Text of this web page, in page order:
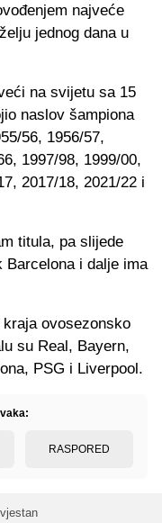
najveće
jednog dana u
na svijetu sa 15
naslov šampiona
56, 1956/57,
1997/98, 1999/00,
2017/18, 2021/22 i
titula, pa slijede
Barcelona i dalje ima
ovosezonsko
su Real, Bayern,
PSG i Liverpool.
RASPORED